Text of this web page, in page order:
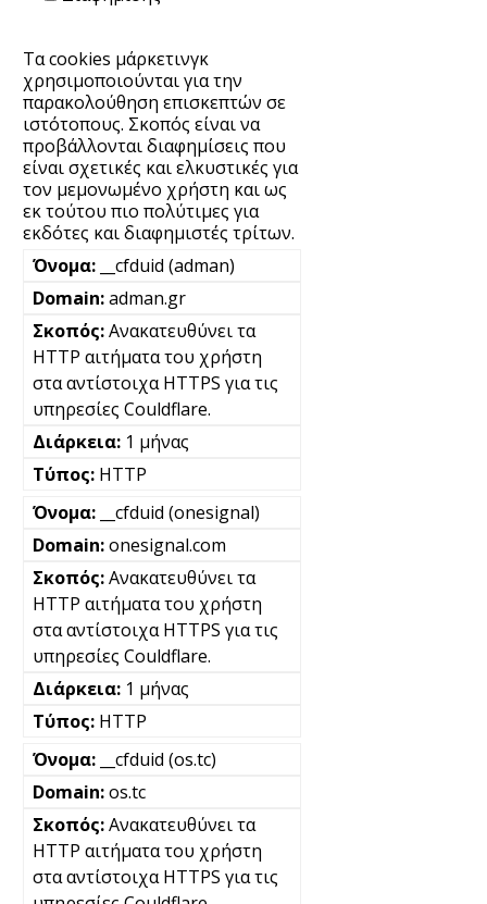
Τα cookies μάρκετινγκ
χρησιμοποιούνται για την
παρακολούθηση επισκεπτών σε
ιστότοπους. Σκοπός είναι να
προβάλλονται διαφημίσεις που
είναι σχετικές και ελκυστικές για
τον μεμονωμένο χρήστη και ως
εκ τούτου πιο πολύτιμες για
εκδότες και διαφημιστές τρίτων.
__cfduid (adman)
adman.gr
Ανακατευθύνει τα
HTTP αιτήματα του χρήστη
στα αντίστοιχα HTTPS για τις
υπηρεσίες Couldflare.
1 μήνας
HTTP
__cfduid (onesignal)
onesignal.com
Ανακατευθύνει τα
HTTP αιτήματα του χρήστη
στα αντίστοιχα HTTPS για τις
υπηρεσίες Couldflare.
1 μήνας
HTTP
__cfduid (os.tc)
os.tc
Ανακατευθύνει τα
HTTP αιτήματα του χρήστη
στα αντίστοιχα HTTPS για τις